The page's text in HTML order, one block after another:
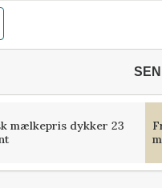
mælkepris dykker 23